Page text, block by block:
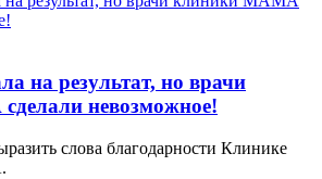
на результат, но врачи
невозможное!
слова благодарности Клинике